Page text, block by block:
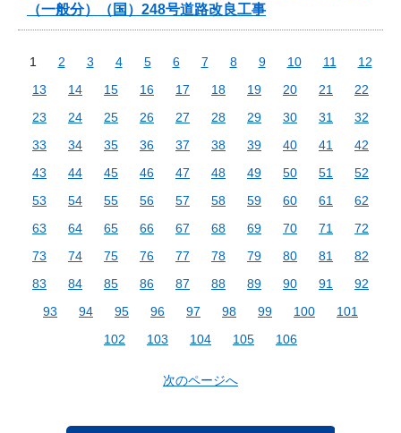
（一般分）（国）248号道路改良工事
1 2 3 4 5 6 7 8 9 10 11
12
13
14 15 16 17 18 19 20 21
22
23
24 25 26 27 28 29 30 31
32
33
34 35 36 37 38 39 40 41
42
43
44 45 46 47 48 49 50 51
52
53
54 55 56 57 58 59 60 61
62
63
64 65 66 67 68 69 70 71
72
73
74 75 76 77 78 79 80 81
82
83
84 85 86 87 88 89 90 91
92
93
94 95 96 97 98 99 100
101
102
103 104 105 106
次のページへ